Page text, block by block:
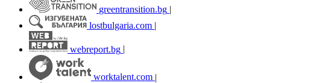
greentransition.bg |
lostbulgaria.com |
webreport.bg
worktalent.com |